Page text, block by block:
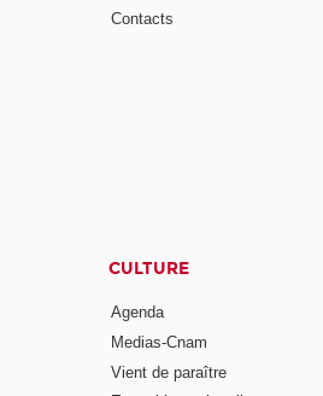
Contacts
CULTURE
Agenda
Medias-Cnam
Vient de paraître